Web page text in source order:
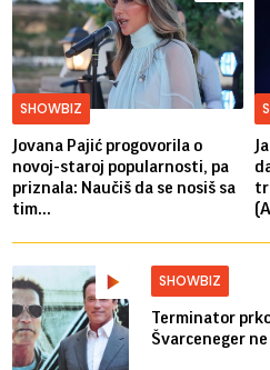
SHOWBIZ
Jovana Pajić progovorila o
novoj-staroj popularnosti, pa
priznala: Naučiš da se nosiš sa
tim...
SHOWBIZ
Terminator
Švarceneger